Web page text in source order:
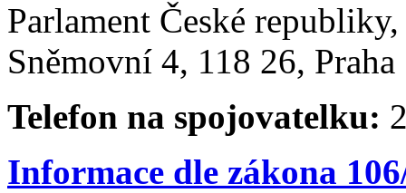
Parlament České
Sněmovní 4, 118 26,
Telefon na spojovatelku:
Informace dle zákona